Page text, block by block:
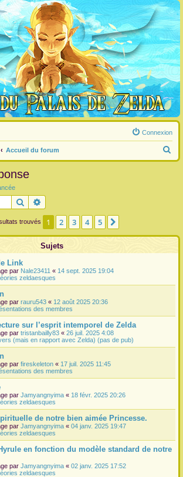
Connexion
Accueil du forum
e
c
Rechercher
trouvés 1 2 3 4 5
Sujets
Link
par Nale23411 « 14 sept. 2025 19:04
zeldaesques
par rauru543 « 12 août 2025 20:36
des membres
sur l’esprit intemporel de Zelda
par tristanbailly83 « 26 juil. 2025 4:08
(mais en rapport avec Zelda) (pas de pub)
par fireskeleton « 17 juil. 2025 11:45
des membres
par Jamyangnyima « 18 févr. 2025 20:26
zeldaesques
de notre bien aimée Princesse.
par Jamyangnyima « 04 janv. 2025 19:47
zeldaesques
en fonction du modèle standard de notre
par Jamyangnyima « 02 janv. 2025 17:52
zeldaesques